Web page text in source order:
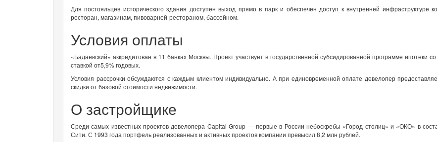
Для постояльцев исторического здания доступен выход прямо в парк и обеспечен доступ к внутренней инфраструктуре
ресторан, магазинам, пивоварней-рестораном, бассейном.
Условия оплаты
«Бадаевский» аккредитован в 11 банках Москвы. Проект участвует в государственной субсидированной программе ипотеки
ставкой от5,9% годовых.
Условия рассрочки обсуждаются с каждым клиентом индивидуально. А при единовременной оплате девелопер
скидки от базовой стоимости недвижимости.
О застройщике
Среди самых известных проектов девелопера Capital Group — первые в России небоскребы «Город столиц» и «ОКО» в
Сити. С 1993 года портфель реализованных и активных проектов компании превысил 8,2 млн рублей.